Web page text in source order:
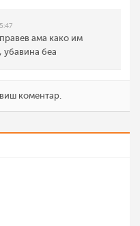
ама како им
убавина беа
коментар.